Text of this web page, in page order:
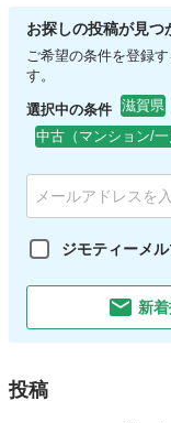
お探しの投稿が見つ
ご希望の条件を登録
す。
選択中の条件 滋賀県
中古（マンション/一
ジモティーメ
新
投稿